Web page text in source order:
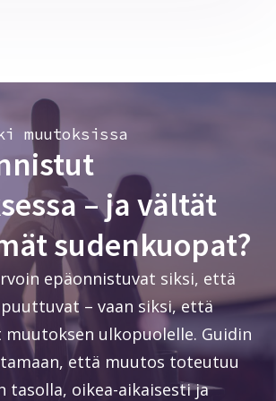
muutoksissa
– ja vältät
sudenkuopat?
epäonnistuvat siksi, että
– vaan siksi, että
muutoksen ulkopuolelle. Guidin
että muutos toteutuu
tasolla, oikea-aikaisesti ja